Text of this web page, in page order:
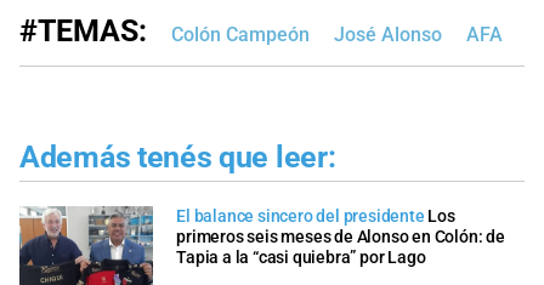
#TEMAS: Colón Campeón José Alonso AFA
Además tenés que leer:
El balance sincero del presidente Los
primeros seis meses de Alonso en Colón: de
Tapia a la “casi quiebra” por Lago